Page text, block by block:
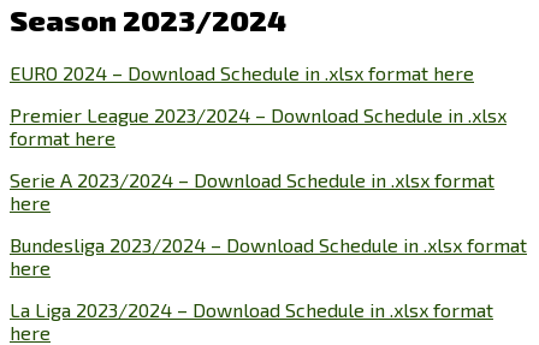
Season 2023/2024
EURO 2024 – Download Schedule in .xlsx format here
Premier League 2023/2024 – Download Schedule in .xlsx
format here
Serie A 2023/2024 – Download Schedule in .xlsx format
here
Bundesliga 2023/2024 – Download Schedule in .xlsx format
here
La Liga 2023/2024 – Download Schedule in .xlsx format
here